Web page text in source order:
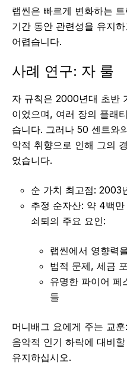
랩씬은 빠르게 변화하는
기간 동안 관련성을 유지
어렵습니다.
사례 연구: 자 룰
자 규칙은 2000년대 초반
이었으며, 여러 장의 플래
습니다. 그러나 50 센트와
악적 취향으로 인해 그의
었습니다.
순 가치 최고점: 2003
추정 순자산: 약 4백만
쇠퇴의 주요 요인:
랩씬에서 영향력
법적 문제, 세금
유명한 파이어 페
들
머니배그 요에게 주는 교
음악적 인기 하락에 대비
유지하십시오.